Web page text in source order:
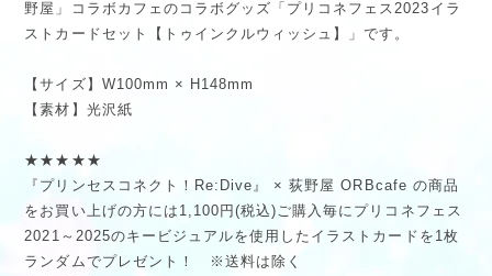
野屋」コラボカフェのコラボグッズ「プリコネフェス2023イラ
ストカードセット【トゥインクルウィッシュ】」です。
【サイズ】W100mm × H148mm
【素材】光沢紙
★★★★★
『プリンセスコネクト！Re:Dive』 × 荻野屋 ORBcafe の商品
をお買い上げの方には1,100円(税込)ご購入毎にプリコネフェス
2021～2025のキービジュアルを使用したイラストカードを1枚
ランダムでプレゼント！ ※送料は除く